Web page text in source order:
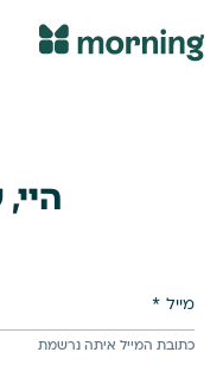
מייל
כתובת המייל איתה נרשמת